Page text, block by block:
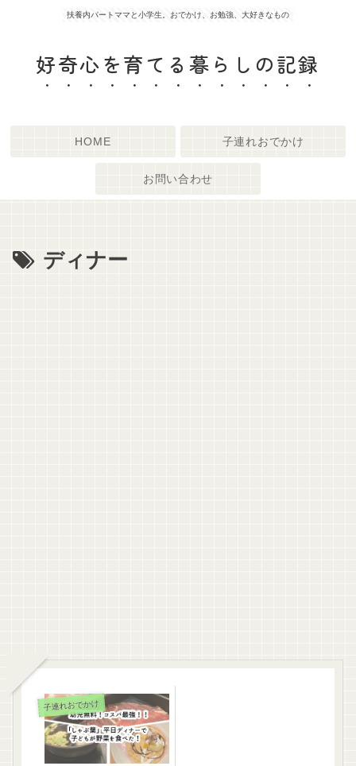
扶養内パートママと小学生。おでかけ、お勉強、大好きなもの
好奇心を育てる暮らしの記録
HOME 子連れおでかけ
お問い合わせ
ディナー
子連れおでかけ